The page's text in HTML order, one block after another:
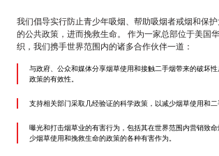
HEALTH HARMS
TAXATION
SMOKE-FREE
我们倡导实行防止青少年吸烟、帮助吸烟者戒烟和保
的公共政策，进而挽救生命。 作为一家总部位于美国
织，我们携手世界范围内的诸多合作伙伴一道：
与政府、公众和媒体分享烟草使用和接触二手烟带来的破坏
政策的有效性。
支持相关部门采取几经验证的科学政策，以减少烟草使用和二
曝光和打击烟草业的有害行为，包括其在世界范围内营销致
少烟草使用和挽救生命的政策的各种有害作为。